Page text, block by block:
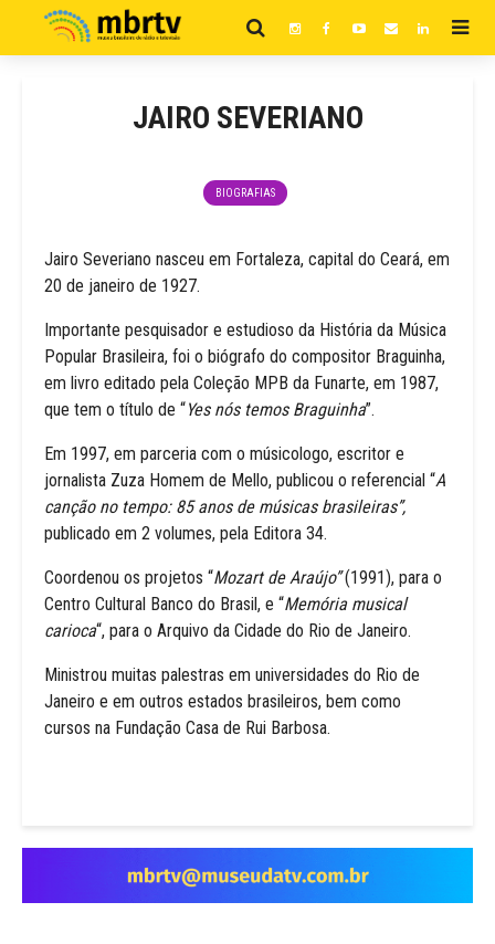
JAIRO SEVERIANO
BIOGRAFIAS
Jairo Severiano nasceu em Fortaleza, capital do Ceará, em
20 de janeiro de 1927.
Importante pesquisador e estudioso da História da Música
Popular Brasileira, foi o biógrafo do compositor Braguinha,
em livro editado pela Coleção MPB da Funarte, em 1987,
que tem o título de “Yes nós temos Braguinha”.
Em 1997, em parceria com o músicologo, escritor e
jornalista Zuza Homem de Mello, publicou o referencial “A
canção no tempo: 85 anos de músicas brasileiras”,
publicado em 2 volumes, pela Editora 34.
Coordenou os projetos “Mozart de Araújo”(1991), para o
Centro Cultural Banco do Brasil, e “Memória musical
carioca“, para o Arquivo da Cidade do Rio de Janeiro.
Ministrou muitas palestras em universidades do Rio de
Janeiro e em outros estados brasileiros, bem como
cursos na Fundação Casa de Rui Barbosa.